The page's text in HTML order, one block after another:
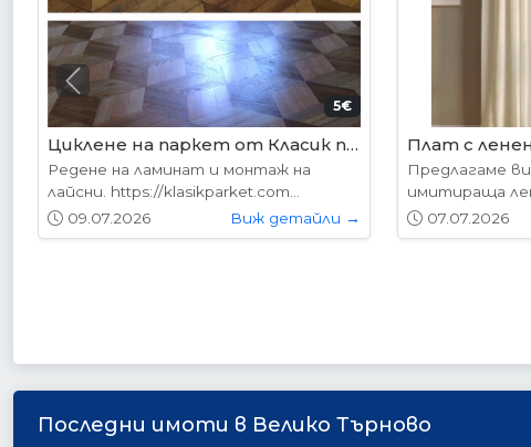
178.95€ (350лв.)
VP-01 Алабама
Вратите се предлагат в следните
размери: 87х204см. 77х204см...
01.05.2026
Виж детайли →
VP-01S
Вратите се
размери:
01.05.2026
Previous
Последни имоти в Велико Търново